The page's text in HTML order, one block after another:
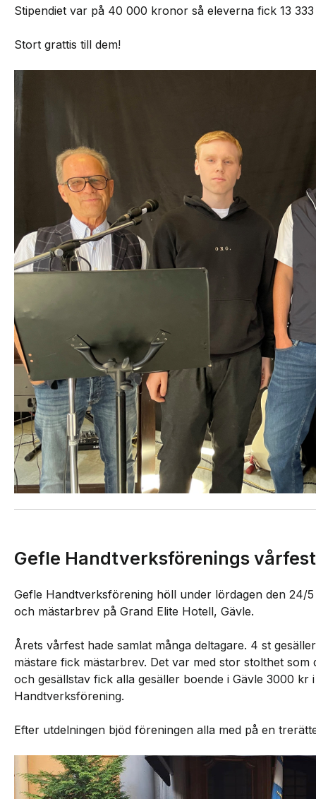
Stipendiet var på 40 000 kronor så eleverna fick 13
Stort grattis till dem!
Gefle Handtverksförenings
Gefle Handtverksförening höll under lördagen den 24/
och mästarbrev på Grand Elite Hotell, Gävle.
Årets vårfest hade samlat många deltagare. 4 st
mästare fick mästarbrev. Det var med stor stolthet
och gesällstav fick alla gesäller boende i Gävle 3000
Handtverksförening.
Efter utdelningen bjöd föreningen alla med på en